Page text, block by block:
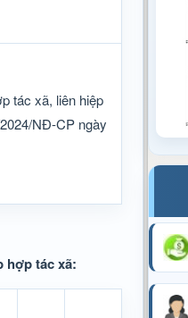
tác xã, liên hiệp
NĐ-CP ngày
hợp tác xã: